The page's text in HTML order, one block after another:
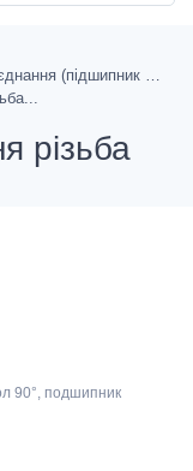
різьба
90°, подшипник